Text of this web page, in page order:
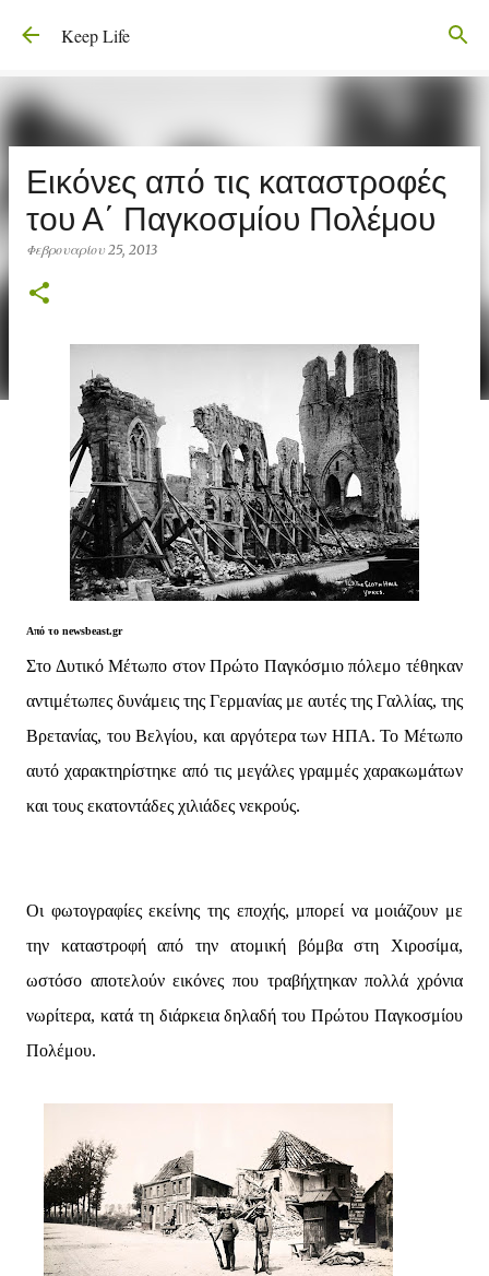
Μετάβαση στο κύριο περιεχόμενο
Keep Life
Εικόνες από τις καταστροφές
του Α΄ Παγκοσμίου Πολέμου
Φεβρουαρίου 25, 2013
Από το newsbeast.gr
Στο Δυτικό Μέτωπο στον Πρώτο Παγκόσμιο πόλεμο τέθηκαν
αντιμέτωπες δυνάμεις της Γερμανίας με αυτές της Γαλλίας, της
Βρετανίας, του Βελγίου, και αργότερα των ΗΠΑ. Το Μέτωπο
αυτό χαρακτηρίστηκε από τις μεγάλες γραμμές χαρακωμάτων
και τους εκατοντάδες χιλιάδες νεκρούς.
Οι φωτογραφίες εκείνης της εποχής, μπορεί να μοιάζουν με
την καταστροφή από την ατομική βόμβα στη Χιροσίμα,
ωστόσο αποτελούν εικόνες που τραβήχτηκαν πολλά χρόνια
νωρίτερα, κατά τη διάρκεια δηλαδή του Πρώτου Παγκοσμίου
Πολέμου.